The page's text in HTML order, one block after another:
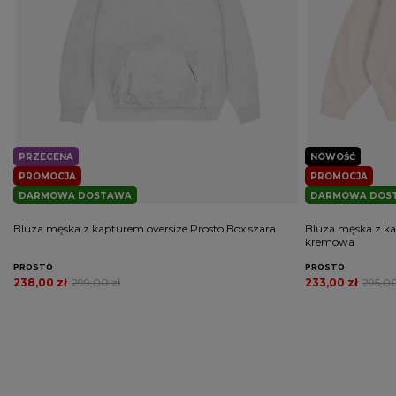
PROMOCJA
PRZECENA
DARMOWA DOSTAWA
Bluza męska z kapturem oversize Prosto Box szara
PROSTO
299,00 zł
238,00 zł
PROMOCJA
NOWOŚĆ
DARMOWA
Bluza męska z
kremowa
PROSTO
233,00 zł